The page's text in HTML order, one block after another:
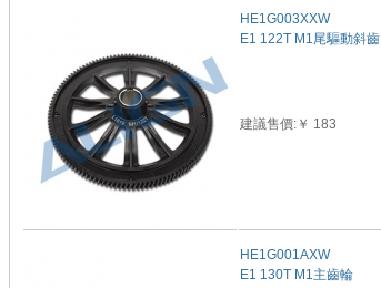
HE1G003XXW
E1 122T M1尾驅動斜齒
建議售價:￥ 183
HE1G001AXW
E1 130T M1主齒輪